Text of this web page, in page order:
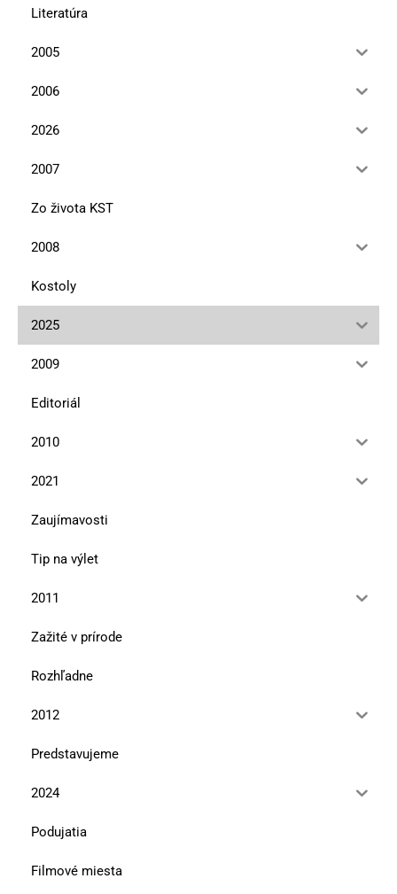
Literatúra
2005
2006
2026
2007
Zo života KST
2008
Kostoly
2025
2009
Editoriál
2010
2021
Zaujímavosti
Tip na výlet
2011
Zažité v prírode
Rozhľadne
2012
Predstavujeme
2024
Podujatia
Filmové miesta